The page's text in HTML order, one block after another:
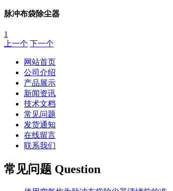
脉冲布袋除尘器
1
上一个 下一个
网站首页
公司介绍
产品展示
新闻资讯
技术文档
常见问题
发货通知
在线留言
联系我们
常见问题 Question